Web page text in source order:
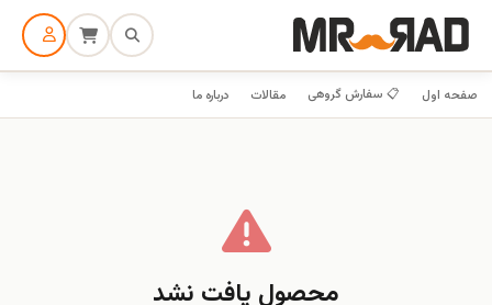
صفحه اول 📋 سفارش گروهی مقالات درباره ما
محصول یافت نشد